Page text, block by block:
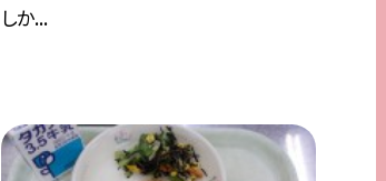
しか...